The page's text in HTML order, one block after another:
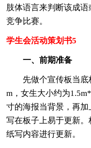
肢体语言来判断该成
竞争比赛。
学生会活动策划书5
一、前期准备
先做个宣传板当底
m，女生大小约为
寸的海报当背景，再
写在板子上易于更新
纸写内容进行更新。